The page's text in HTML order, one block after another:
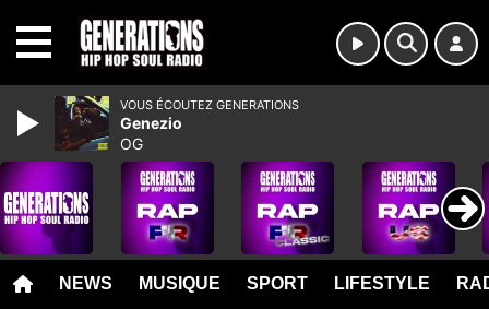
NEWS MUSIQUE SPORT LIFESTYLE
VOUS ÉCOUTEZ GENERATIONS
Genezio
OG